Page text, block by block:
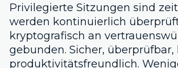
Privilegierte Sitzungen sind
werden kontinuierlich
kryptografisch an
gebunden. Sicher,
produktivitätsfreundlich.